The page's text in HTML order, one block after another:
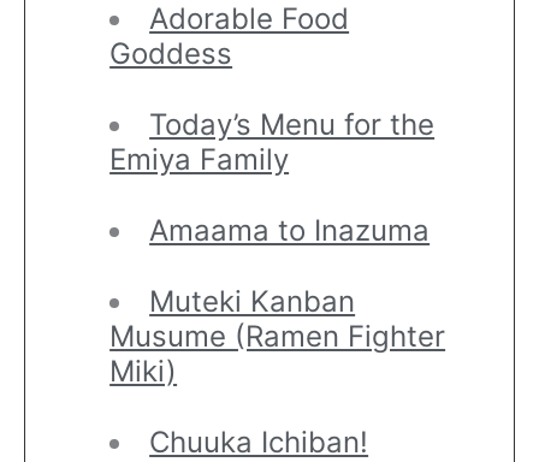
Adorable Food
Goddess
Today’s Menu for the
Emiya Family
Amaama to Inazuma
Muteki Kanban
Musume (Ramen Fighter
Miki)
Chuuka Ichiban!